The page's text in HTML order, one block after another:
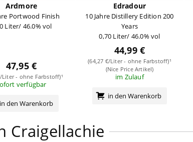
Ardmore
Portwood Finish
Liter/ 46.0% vol
47,95 €
Liter - ohne Farbstoff)¹
verfügbar
in den Warenkorb
Edradour
10 Jahre Distillery Edition 200
Years
0,70 Liter/ 46.0% vol
44,99 €
(64,27 €/Liter - ohne Farbstoff)¹
(Nice Price Artikel)
im Zulauf
in den Warenkorb
Craigellachie